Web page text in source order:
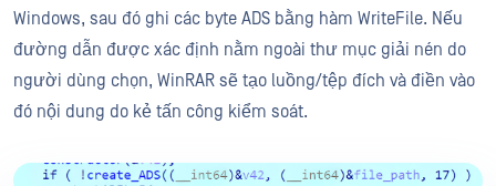
Windows, sau đó ghi các byte ADS bằng hàm WriteFile. Nếu
đường dẫn được xác định nằm ngoài thư mục giải nén do
người dùng chọn, WinRAR sẽ tạo luồng/tệp đích và điền vào
đó nội dung do kẻ tấn công kiểm soát.